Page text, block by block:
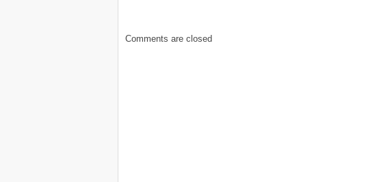
Comments are closed